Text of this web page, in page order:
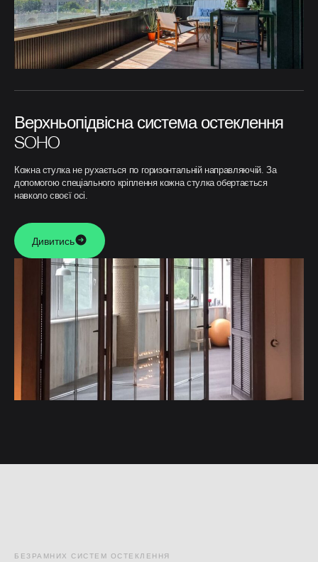
Верхньопідвісна система остеклення
SOHO
Кожна стулка не рухається по горизонтальній направляючій. За
допомогою спеціального кріплення кожна стулка обертається
навколо своєї осі.
Дивитись
БЕЗРАМНИХ СИСТЕМ ОСТЕКЛЕННЯ